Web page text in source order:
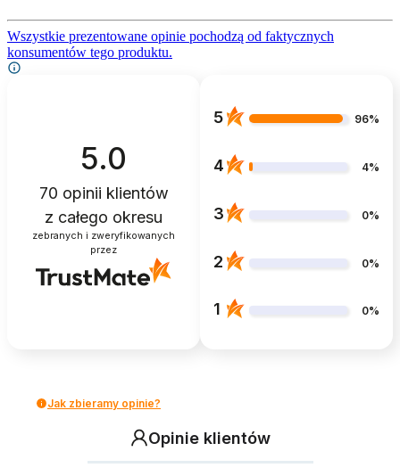
Wszystkie prezentowane opinie pochodzą od faktycznych
konsumentów tego produktu.
5.0
70 opinii klientów
z całego okresu
zebranych i zweryfikowanych
przez
5 96%
4 4%
3 0%
2 0%
1 0%
Jak zbieramy opinie?
Opinie klientów